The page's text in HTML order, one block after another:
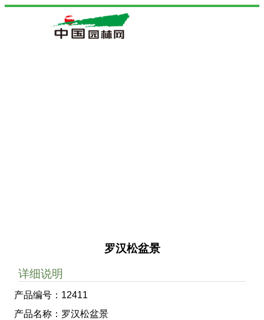
罗汉松盆景
详细说明
产品编号：12411
产品名称：罗汉松盆景